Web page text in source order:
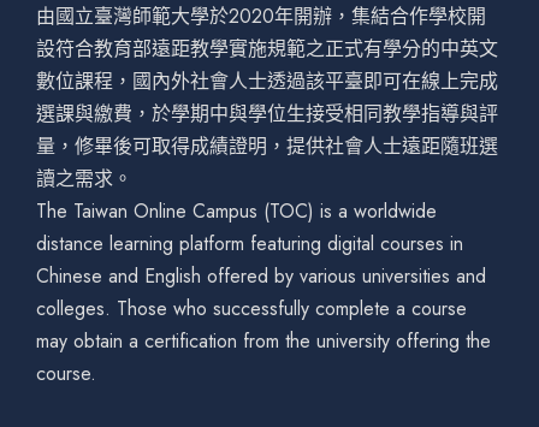
由國立臺灣師範大學於2020年開辦，集結合作學校開
設符合教育部遠距教學實施規範之正式有學分的中英文
數位課程，國內外社會人士透過該平臺即可在線上完成
選課與繳費，於學期中與學位生接受相同教學指導與評
量，修畢後可取得成績證明，提供社會人士遠距隨班選
讀之需求。
The Taiwan Online Campus (TOC) is a worldwide
distance learning platform featuring digital courses in
Chinese and English offered by various universities and
colleges. Those who successfully complete a course
may obtain a certification from the university offering the
course.